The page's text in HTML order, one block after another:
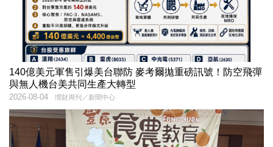
140億美元軍售引爆美台聯防 麥考爾拋重磅訊號！防空飛彈
與無人機台美共同生產大轉型
理財周刊／新聞中心
2026-08-04